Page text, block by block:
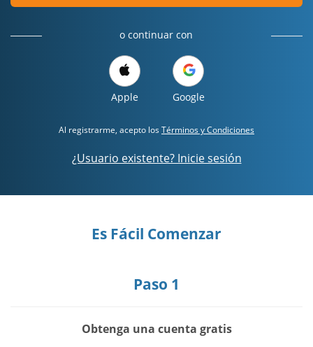
o continuar con
Apple Google
Al registrarme, acepto los Términos y Condiciones
¿Usuario existente? Inicie sesión
Es Fácil Comenzar
Paso 1
Obtenga una cuenta gratis